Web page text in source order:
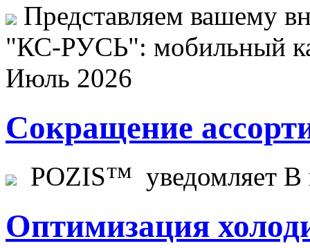
Представляем вашему
"КС-РУСЬ": мобильный
Июль 2026
Сокращение
POZIS™ уведомляет В
Оптимизация